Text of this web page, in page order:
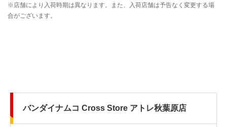
バンダイナムコ Cross Store アトレ秋葉原店